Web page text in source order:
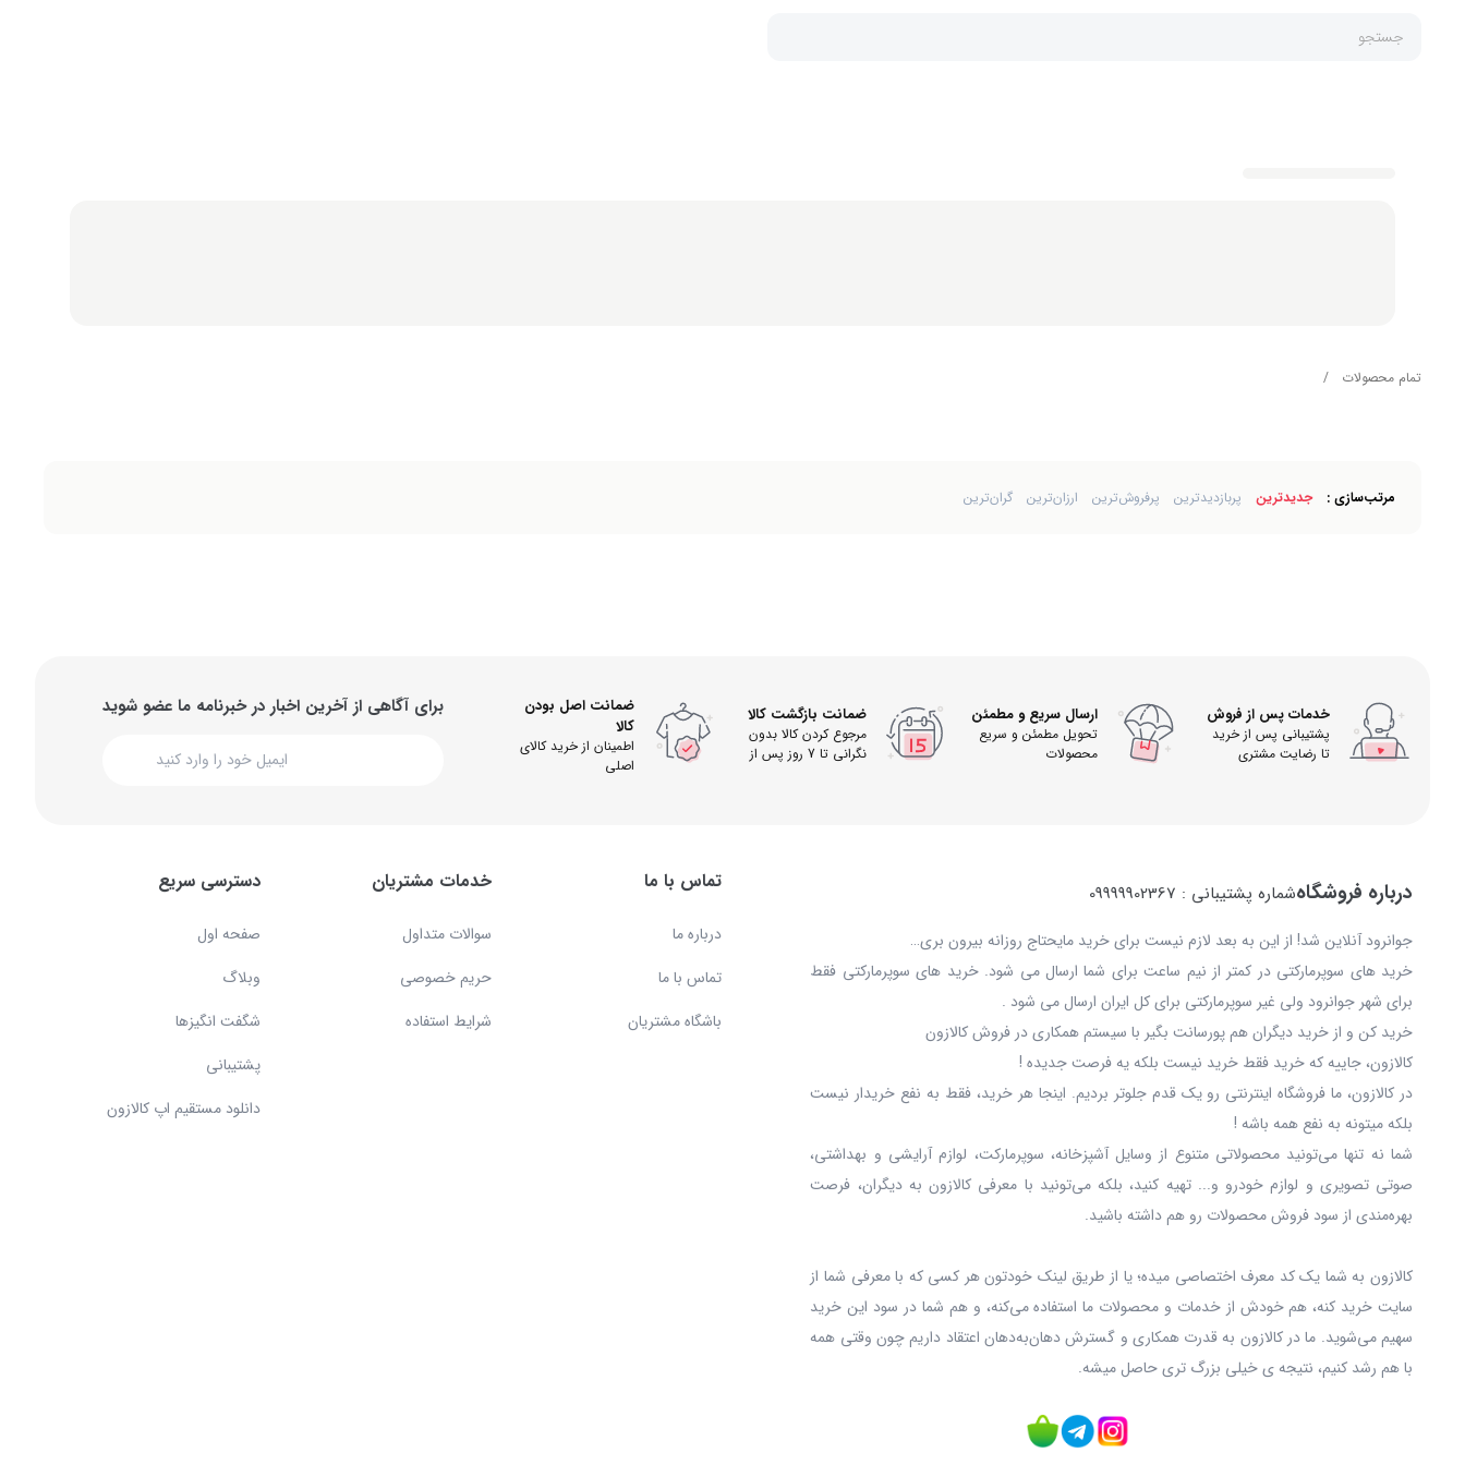
جستجو
تمام محصولات /
مرتب‌سازی : جدیدترین پربازدیدترین پرفروش‌ترین ارزان‌ترین گران‌ترین
خدمات پس از فروش
پشتیبانی پس از خرید
تا رضایت مشتری
ارسال سریع و مطمئن
تحویل مطمئن و سریع
محصولات
ضمانت بازگشت کالا
مرجوع کردن کالا بدون
نگرانی تا 7 روز پس از
ضمانت اصل بودن
کالا
اطمینان از خرید کالای
اصلی
برای آگاهی از آخرین اخبار در خبرنامه ما عضو شوید
درباره فروشگاهشماره پشتیبانی : 09999902367
جوانرود آنلاین شد! از این به بعد لازم نیست برای خرید مایحتاج روزانه بیرون بری…
خرید های سوپرمارکتی در کمتر از نیم ساعت برای شما ارسال می شود. خرید های سوپرمارکتی فقط
برای شهر جوانرود ولی غیر سوپرمارکتی برای کل ایران ارسال می شود .
خرید کن و از خرید دیگران هم پورسانت بگیر با سیستم همکاری در فروش کالازون
کالازون، جاییه که خرید فقط خرید نیست بلکه یه فرصت جدیده !
در کالازون، ما فروشگاه اینترنتی رو یک قدم جلوتر بردیم. اینجا هر خرید، فقط به نفع خریدار نیست
بلکه میتونه به نفع همه باشه !
شما نه‌ تنها می‌تونید محصولاتی متنوع از وسایل آشپزخانه، سوپرمارکت، لوازم آرایشی و بهداشتی،
صوتی تصویری و لوازم خودرو و... تهیه کنید، بلکه می‌تونید با معرفی کالازون به دیگران، فرصت
بهره‌مندی از سود فروش محصولات رو هم داشته باشید.
کالازون به شما یک کد معرف اختصاصی میده؛ یا از طریق لینک خودتون هر کسی که با معرفی شما از
سایت خرید کنه، هم خودش از خدمات و محصولات ما استفاده می‌کنه، و هم شما در سود این خرید
سهیم می‌شوید. ما در کالازون به قدرت همکاری و گسترش دهان‌به‌دهان اعتقاد داریم چون وقتی همه
با هم رشد کنیم، نتیجه ی خیلی بزرگ‌ تری حاصل میشه.
تماس با ما
درباره ما
تماس با ما
باشگاه مشتریان
خدمات مشتریان
سوالات متداول
حریم خصوصی
شرایط استفاده
دسترسی سریع
صفحه اول
وبلاگ
شگفت انگیزها
پشتیبانی
دانلود مستقیم اپ کالازون